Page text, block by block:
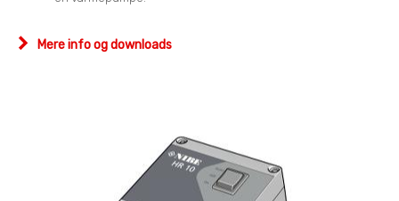
Mere info og downloads